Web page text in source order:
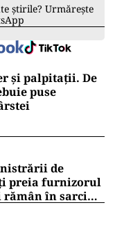
știrile? Urmărește
și palpitații. De
puse
de
preia furnizorul
în sarcina